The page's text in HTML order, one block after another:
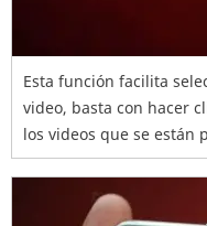
Esta función facilita
video, basta con hacer
los videos que se están